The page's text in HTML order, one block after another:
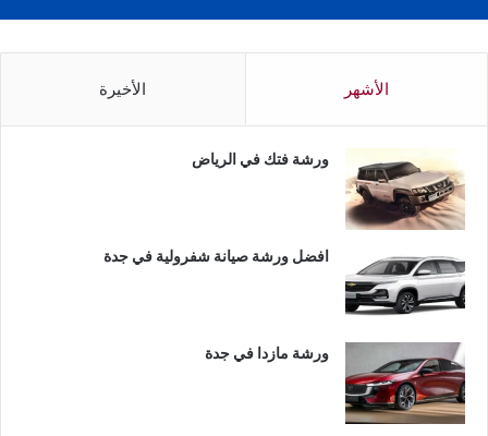
الأشهر الأخيرة
ورشة فتك في الرياض
افضل ورشة صيانة شفرولية في جدة
ورشة مازدا في جدة